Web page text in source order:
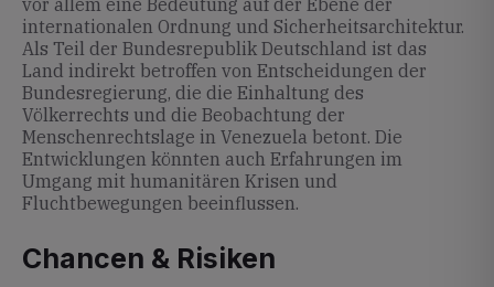
vor allem eine Bedeutung auf der Ebene der
internationalen Ordnung und Sicherheitsarchitektur.
Als Teil der Bundesrepublik Deutschland ist das
Land indirekt betroffen von Entscheidungen der
Bundesregierung, die die Einhaltung des
Völkerrechts und die Beobachtung der
Menschenrechtslage in Venezuela betont. Die
Entwicklungen könnten auch Erfahrungen im
Umgang mit humanitären Krisen und
Fluchtbewegungen beeinflussen.
Chancen & Risiken